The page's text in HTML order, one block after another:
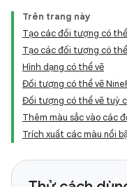
Trên trang này
Tạo các đối tượng có
Tạo các đối tượng có
Hình dạng có thể vẽ
Đối tượng có thể vẽ
Đối tượng có thể vẽ tuỳ
Thêm màu sắc vào các
Trích xuất các màu nổi